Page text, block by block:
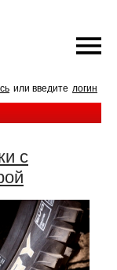
или введите логин
с